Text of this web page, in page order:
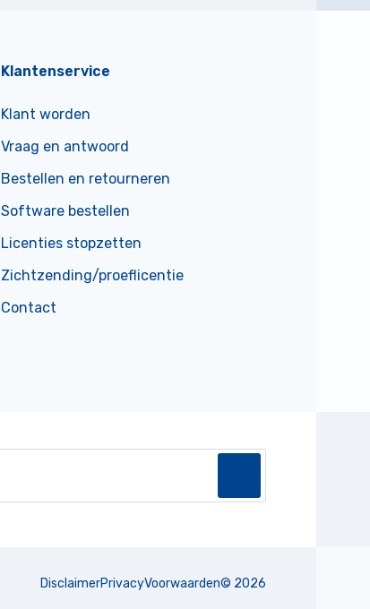
Klantenservice
Klant worden
Vraag en antwoord
Bestellen en retourneren
Software bestellen
Licenties stopzetten
Zichtzending/proeflicentie
Contact
DisclaimerPrivacyVoorwaarden© 2026